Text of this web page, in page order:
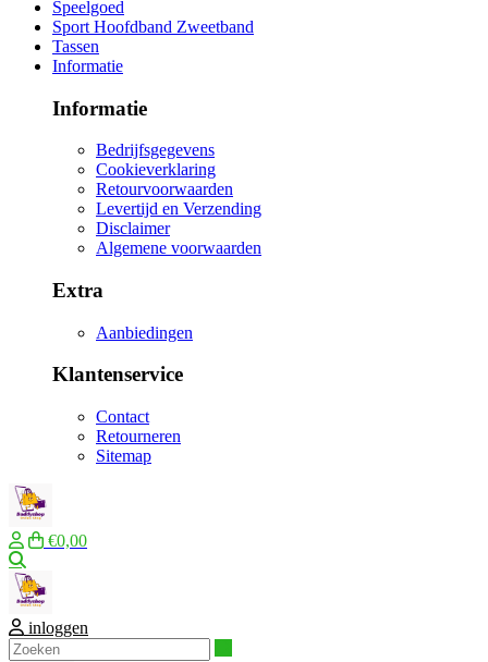
Speelgoed
Sport Hoofdband Zweetband
Tassen
Informatie
Informatie
Bedrijfsgegevens
Cookieverklaring
Retourvoorwaarden
Levertijd en Verzending
Disclaimer
Algemene voorwaarden
Extra
Aanbiedingen
Klantenservice
Contact
Retourneren
Sitemap
€0,00
inloggen